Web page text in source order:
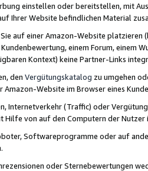
einstellen oder bereitstellen, mit
Ihrer Website befindlichen Material
auf einer Amazon-Website
einem Forum, einem
Kontext) keine Partner-Links
den Vergütungskatalog zu umgehen
Amazon-Website im Browser eines
Internetverkehr (Traffic) oder
Hilfe von auf den Computern der
Softwareprogramme oder auf
oder Sternebewertungen